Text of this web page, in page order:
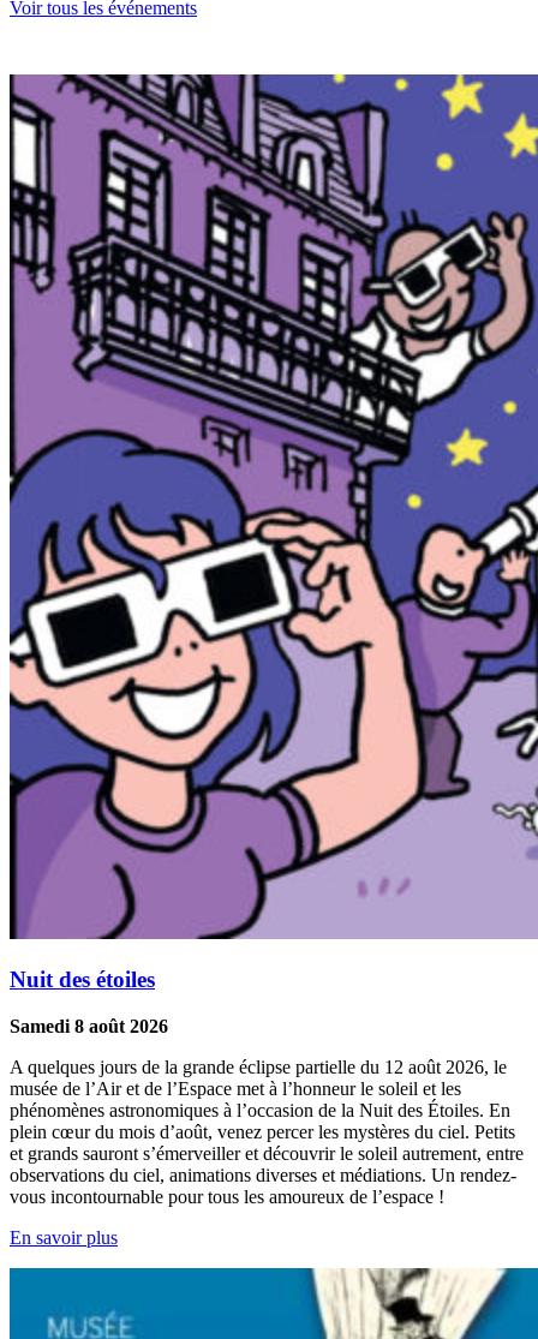
Voir tous les événements
Nuit des étoiles
Samedi 8 août 2026
A quelques jours de la grande éclipse partielle du 12 août 2026, le
musée de l’Air et de l’Espace met à l’honneur le soleil et les
phénomènes astronomiques à l’occasion de la Nuit des Étoiles. En
plein cœur du mois d’août, venez percer les mystères du ciel. Petits
et grands sauront s’émerveiller et découvrir le soleil autrement, entre
observations du ciel, animations diverses et médiations. Un rendez-
vous incontournable pour tous les amoureux de l’espace !
En savoir plus